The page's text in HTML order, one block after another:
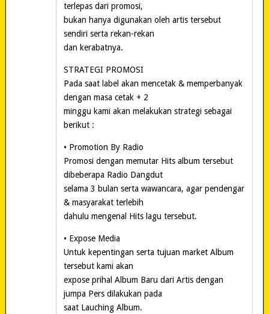
terlepas dari promosi,
bukan hanya digunakan oleh artis tersebut
sendiri serta rekan-rekan
dan kerabatnya.
STRATEGI PROMOSI
Pada saat label akan mencetak & memperbanyak
dengan masa cetak + 2
minggu kami akan melakukan strategi sebagai
berikut :
• Promotion By Radio
Promosi dengan memutar Hits album tersebut
dibeberapa Radio Dangdut
selama 3 bulan serta wawancara, agar pendengar
& masyarakat terlebih
dahulu mengenal Hits lagu tersebut.
• Expose Media
Untuk kepentingan serta tujuan market Album
tersebut kami akan
expose prihal Album Baru dari Artis dengan
jumpa Pers dilakukan pada
saat Lauching Album.